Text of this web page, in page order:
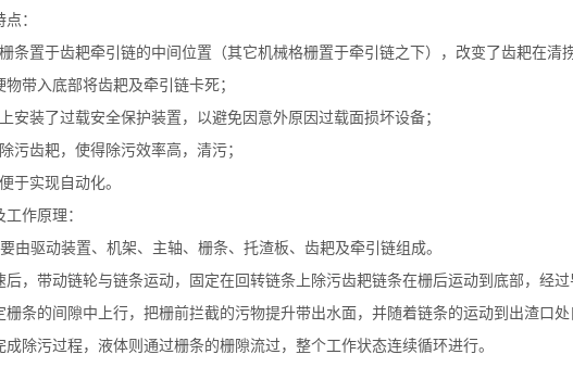
点：
条置于齿耙牵引链的中间位置（其它机械格栅置于牵引链之下），改变了齿耙在清
带入底部将齿耙及牵引链卡死；
安装了过载安全保护装置，以避免因意外原因过载面损坏设备；
污齿耙，使得除污效率高，清污；
于实现自动化。
作原理：
由驱动装置、机架、主轴、栅条、托渣板、齿耙及牵引链组成。
，带动链轮与链条运动，固定在回转链条上除污齿耙链条在栅后运动到底部，经
条的间隙中上行，把栅前拦截的污物提升带出水面，并随着链条的运动到出渣口
除污过程，液体则通过栅条的栅隙流过，整个工作状态连续循环进行。